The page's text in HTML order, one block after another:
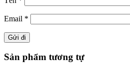
Email *
Sản phẩm tương tự